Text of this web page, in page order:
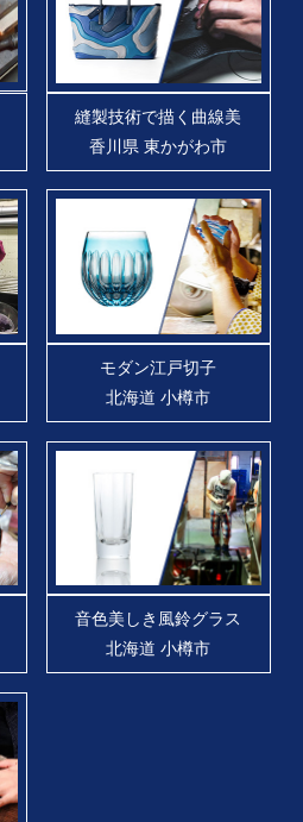
縫製技術で描く曲線美
香川県 東かがわ市
モダン江戸切子
北海道 小樽市
音色美しき風鈴グラス
北海道 小樽市